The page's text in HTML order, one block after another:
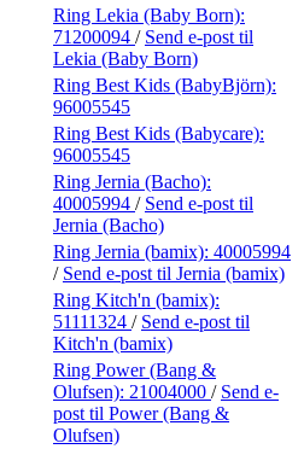
Ring Lekia (Baby Born):
71200094 / Send e-post til
Lekia (Baby Born)
Ring Best Kids (BabyBjörn):
96005545
Ring Best Kids (Babycare):
96005545
Ring Jernia (Bacho):
40005994 / Send e-post til
Jernia (Bacho)
Ring Jernia (bamix): 40005994
/ Send e-post til Jernia (bamix)
Ring Kitch'n (bamix):
51111324 / Send e-post til
Kitch'n (bamix)
Ring Power (Bang &
Olufsen): 21004000 / Send e-
post til Power (Bang &
Olufsen)